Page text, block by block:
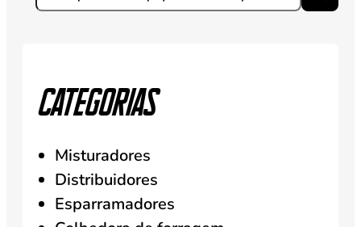
Categorias
Misturadores
Distribuidores
Esparramadores